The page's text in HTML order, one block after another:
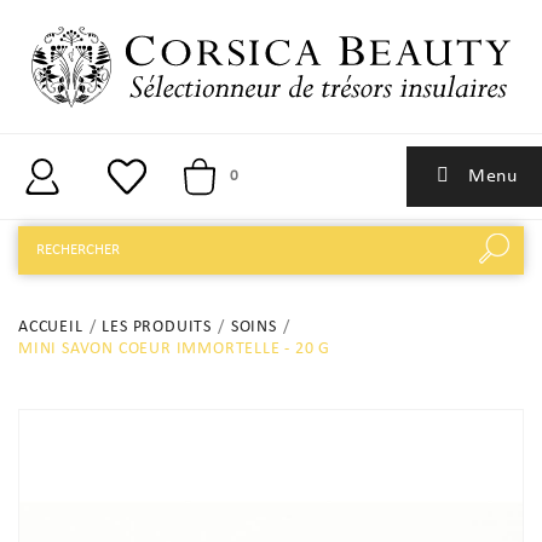
0 Menu
ACCUEIL LES PRODUITS
SOINS
MINI SAVON COEUR IMMORTELLE - 20 G